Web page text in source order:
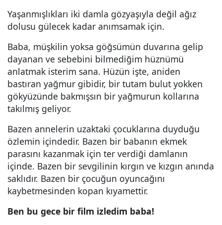
Yaşanmışlıkları iki damla gözyaşıyla değil ağız
dolusu gülecek kadar anımsamak için.
Baba, müşkilin yoksa göğsümün duvarına gelip
dayanan ve sebebini bilmediğim hüznümü
anlatmak isterim sana. Hüzün işte, aniden
bastıran yağmur gibidir, bir tutam bulut yokken
gökyüzünde bakmışsın bir yağmurun kollarına
takılmış geliyor.
Bazen annelerin uzaktaki çocuklarına duyduğu
özlemin içindedir. Bazen bir babanın ekmek
parasını kazanmak için ter verdiği damlanın
içinde. Bazen bir sevgilinin kırgın ve kızgın anında
saklıdır. Bazen bir çocuğun oyuncağını
kaybetmesinden kopan kıyamettir.
Ben bu gece bir film izledim baba!